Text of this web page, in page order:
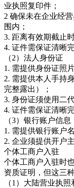
业执照复印件；
2 确保未在企业经
围内；
3. 距离有效期截止
4. 证件需保证清晰
（2）法人身份证
1. 需提供身份证照
2. 需提供本人手持
完整露出）；
3. 身份证须使用二
4. 证件需保证清晰
（3）银行账户信息
1. 需提供银行账户
2. 企业须提供开户
个体工商户入驻
个体工商户入驻时
资质证明，但这三
（1）大陆营业执照